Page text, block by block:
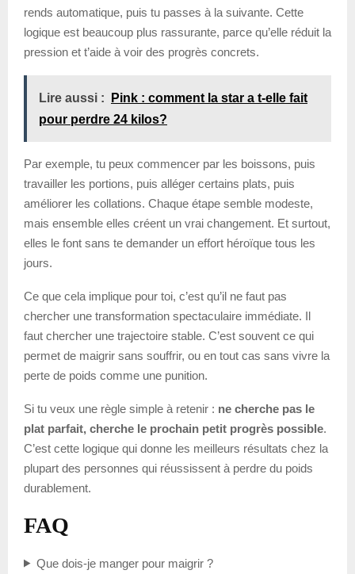
rends automatique, puis tu passes à la suivante. Cette
logique est beaucoup plus rassurante, parce qu’elle réduit la
pression et t’aide à voir des progrès concrets.
Lire aussi :
Pink : comment la star a t-elle fait
pour perdre 24 kilos?
Par exemple, tu peux commencer par les boissons, puis
travailler les portions, puis alléger certains plats, puis
améliorer les collations. Chaque étape semble modeste,
mais ensemble elles créent un vrai changement. Et surtout,
elles le font sans te demander un effort héroïque tous les
jours.
Ce que cela implique pour toi, c’est qu’il ne faut pas
chercher une transformation spectaculaire immédiate. Il
faut chercher une trajectoire stable. C’est souvent ce qui
permet de maigrir sans souffrir, ou en tout cas sans vivre la
perte de poids comme une punition.
Si tu veux une règle simple à retenir : ne cherche pas le
plat parfait, cherche le prochain petit progrès possible.
C’est cette logique qui donne les meilleurs résultats chez la
plupart des personnes qui réussissent à perdre du poids
durablement.
FAQ
Que dois-je manger pour maigrir ?